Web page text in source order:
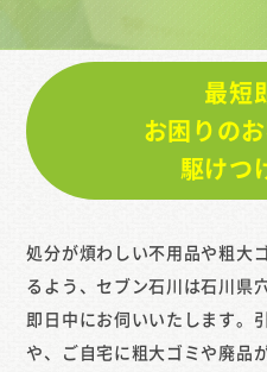
最短
お困りの
駆けつ
処分が煩わしい不用品や粗大
るよう、セブン石川は石川県
即日中にお伺いいたします。
や、ご自宅に粗大ゴミや廃品